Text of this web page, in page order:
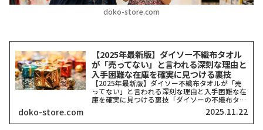
doko-store.com
【2025年最新版】ダイソー不織布タオル
が「売ってない」と言われる深刻な理由と
入手困難な在庫を確実に見つける裏技
【2025年最新版】ダイソー不織布タオルが「売
ってない」と言われる深刻な理由と入手困難な在
庫を確実に見つける裏技「ダイソーの不織布タオ
ルがどこにも売ってない！」そう嘆いている方、
本当に多いですよね。私も探し回った経験がある
ので、その気持ち、...
doko-store.com 2025.11.22